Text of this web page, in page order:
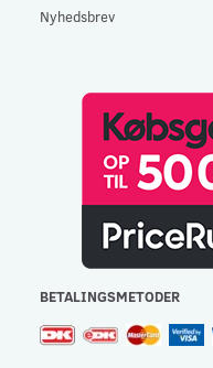
Nyhedsbrev
BETALINGSMETODER